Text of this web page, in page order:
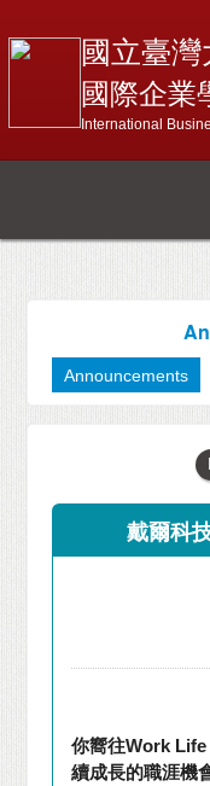
國立臺灣
國際企業
International
Announcements
戴爾科
你嚮往Work
續成長的職涯機